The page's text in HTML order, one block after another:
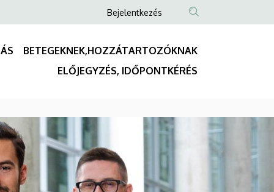
Anonim
fiók
menüje
Bejelentkezés
BETEGEKNEK,HOZZÁTARTOZÓKNAK
ELŐJEGYZÉS, IDŐPONTKÉRÉS